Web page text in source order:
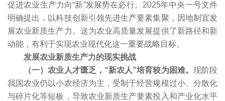
促进农业生产力向“新”发展势在必行。2025年中央一号文件
明确提出，以科技创新引领先进生产要素集聚，因地制宜发
展农业新质生产力。这为农业高质量发展提供了新路径和新
动能，有利于实现农业现代化这一重要战略目标。
发展农业新质生产力的现实挑战
（一）农业人才匮乏，“新农人”培育较为困难。 现阶段
我国农业仍以小农经济为主，受制于经营规模过小、分散化
与碎片化等短板，导致农业新质生产要素投入和产业化水平